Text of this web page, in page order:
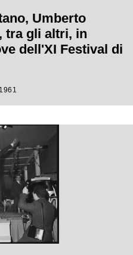
Umberto
tra gli altri, in
dell'XI Festival di